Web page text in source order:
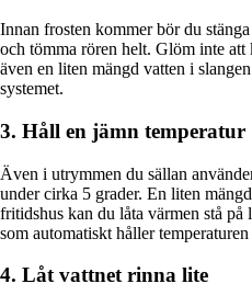
Innan frosten kommer bör du
och tömma rören helt. Glöm inte att
även en liten mängd vatten i
systemet.
3. Håll en jämn temperatur
Även i utrymmen du sällan
under cirka 5 grader. En liten
fritidshus kan du låta värmen stå
som automatiskt håller
4. Låt vattnet rinna lite